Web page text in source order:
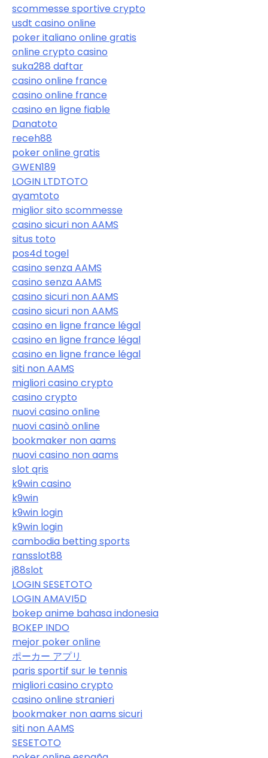
scommesse sportive crypto
usdt casino online
poker italiano online gratis
online crypto casino
suka288 daftar
casino online france
casino online france
casino en ligne fiable
Danatoto
receh88
poker online gratis
GWEN189
LOGIN LTDTOTO
ayamtoto
miglior sito scommesse
casino sicuri non AAMS
situs toto
pos4d togel
casino senza AAMS
casino senza AAMS
casino sicuri non AAMS
casino sicuri non AAMS
casino en ligne france légal
casino en ligne france légal
casino en ligne france légal
siti non AAMS
migliori casino crypto
casino crypto
nuovi casino online
nuovi casinò online
bookmaker non aams
nuovi casino non aams
slot qris
k9win casino
k9win
k9win login
k9win login
cambodia betting sports
ransslot88
j88slot
LOGIN SESETOTO
LOGIN AMAVI5D
bokep anime bahasa indonesia
BOKEP INDO
mejor poker online
ポーカー アプリ
paris sportif sur le tennis
migliori casino crypto
casino online stranieri
bookmaker non aams sicuri
siti non AAMS
SESETOTO